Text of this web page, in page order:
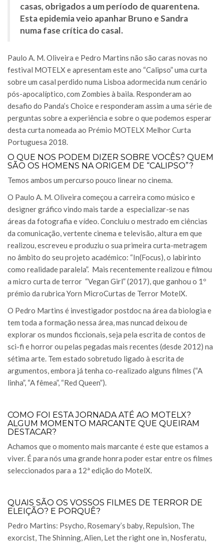
casas, obrigados a um período de quarentena.
Esta epidemia veio apanhar Bruno e Sandra
numa fase crítica do casal.
Paulo A. M. Oliveira e Pedro Martins não são caras novas no
festival MOTELX e apresentam este ano “Calipso” uma curta
sobre um casal perdido numa Lisboa adormecida num cenário
pós-apocalíptico, com Zombies à baila. Responderam ao
desafio do Panda’s Choice e responderam assim a uma série de
perguntas sobre a experiência e sobre o que podemos esperar
desta curta nomeada ao Prémio MOTELX Melhor Curta
Portuguesa 2018.
O QUE NOS PODEM DIZER SOBRE VOCÊS? QUEM
SÃO OS HOMENS NA ORIGEM DE “CALIPSO”?
Temos ambos um percurso pouco linear no cinema.
O Paulo A. M. Oliveira começou a carreira como músico e
designer gráfico vindo mais tarde a especializar-se nas
áreas da fotografia e vídeo. Concluiu o mestrado em ciências
da comunicação, vertente cinema e televisão, altura em que
realizou, escreveu e produziu o sua primeira curta-metragem
no âmbito do seu projeto académico: “In(Focus), o labirinto
como realidade paralela”. Mais recentemente realizou e filmou
a micro curta de terror “Vegan Girl” (2017), que ganhou o 1º
prémio da rubrica Yorn MicroCurtas de Terror MotelX.
O Pedro Martins é investigador postdoc na área da biologia e
tem toda a formação nessa área, mas nuncad deixou de
explorar os mundos ficcionais, seja pela escrita de contos de
sci-fi e horror ou pelas pegadas mais recentes (desde 2012) na
sétima arte. Tem estado sobretudo ligado à escrita de
argumentos, embora já tenha co-realizado alguns filmes (“A
linha”, “A fêmea”, “Red Queen”).
COMO FOI ESTA JORNADA ATÉ AO MOTELX?
ALGUM MOMENTO MARCANTE QUE QUEIRAM
DESTACAR?
Achamos que o momento mais marcante é este que estamos a
viver. É para nós uma grande honra poder estar entre os filmes
seleccionados para a 12ª edição do MotelX.
QUAIS SÃO OS VOSSOS FILMES DE TERROR DE
ELEIÇÃO? E PORQUÊ?
Pedro Martins: Psycho, Rosemary’s baby, Repulsion, The
exorcist, The Shinning, Alien, Let the right one in, Nosferatu,